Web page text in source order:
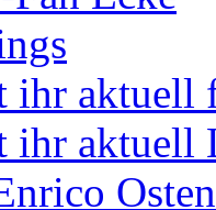
ihr aktuell
ihr aktuell